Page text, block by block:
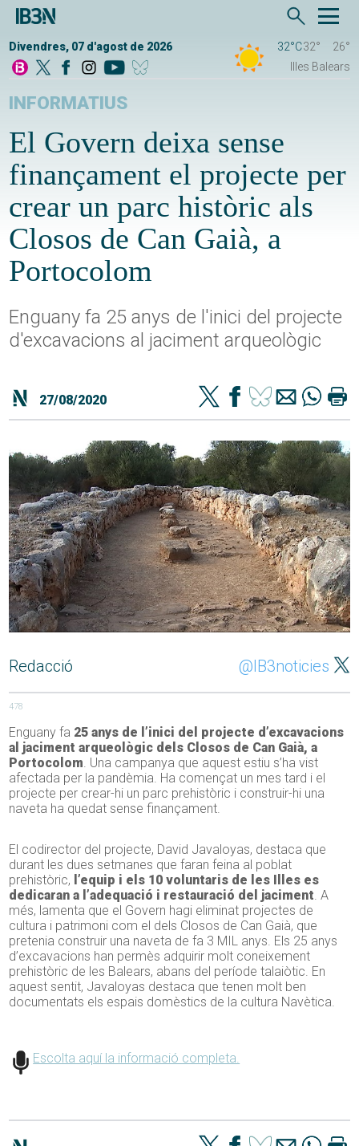
Divendres, 07 d'agost de 2026 32°C32°
26°
Illes Balears
INFORMATIUS
El Govern deixa sense
finançament el projecte per
crear un parc històric als
Closos de Can Gaià, a
Portocolom
Enguany fa 25 anys de l'inici del projecte
d'excavacions al jaciment arqueològic
27/08/2020
Redacció @IB3noticies
478
Enguany fa 25 anys de l’inici del projecte d’excavacions
al jaciment arqueològic dels Closos de Can Gaià, a
Portocolom. Una campanya que aquest estiu s’ha vist
afectada per la pandèmia. Ha començat un mes tard i el
projecte per crear-hi un parc prehistòric i construir-hi una
naveta ha quedat sense finançament.
El codirector del projecte, David Javaloyas, destaca que
durant les dues setmanes que faran feina al poblat
prehistòric, l’equip i els 10 voluntaris de les Illes es
dedicaran a l’adequació i restauració del jaciment. A
més, lamenta que el Govern hagi eliminat projectes de
cultura i patrimoni com el dels Closos de Can Gaià, que
pretenia construir una naveta de fa 3 MIL anys. Els 25 anys
d’excavacions han permès adquirir molt coneixement
prehistòric de les Balears, abans del període talaiòtic. En
aquest sentit, Javaloyas destaca que tenen molt ben
documentats els espais domèstics de la cultura Navètica.
Escolta aquí la informació completa.